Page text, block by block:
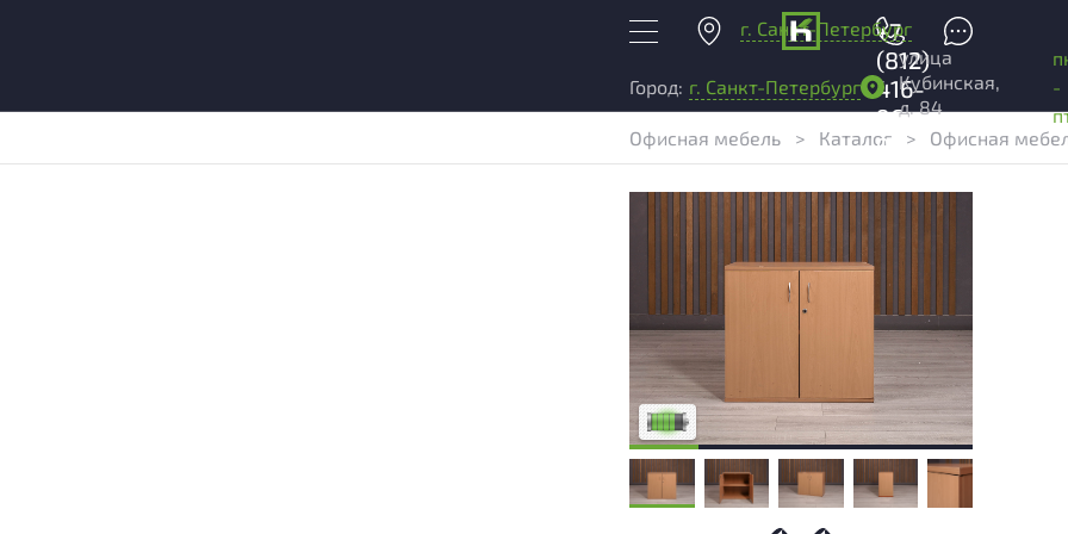
г. Санкт-Петербург
+7
(812)
416-
96-
99
Город: г. Санкт-Петербург
улица
Кубинская,
д. 84
-
Офисная мебель > Каталог > Офисная
У товара присутствуют незначительные
следы эксплуатации, не влияющие на
удобство его использования
Низкая степень износа